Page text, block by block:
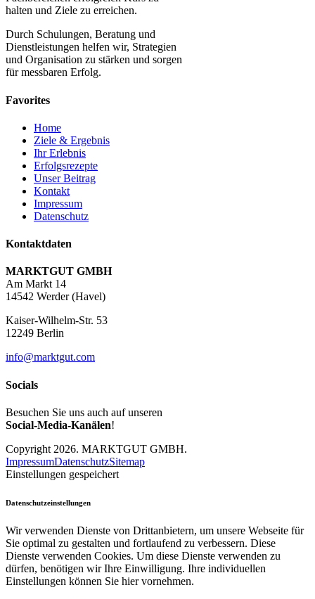
halten und Ziele zu erreichen.
Durch Schulungen, Beratung und
Dienstleistungen helfen wir, Strategien
und Organisation zu stärken und sorgen
für messbaren Erfolg.
Favorites
Home
Ziele & Ergebnis
Ihr Erlebnis
Erfolgsrezepte
Unser Beitrag
Kontakt
Impressum
Datenschutz
Kontaktdaten
MARKTGUT GMBH
Am Markt 14
14542 Werder (Havel)
Kaiser-Wilhelm-Str. 53
12249 Berlin
info@marktgut.com
Socials
Besuchen Sie uns auch auf unseren
Social-Media-Kanälen!
Copyright 2026. MARKTGUT GMBH.
ImpressumDatenschutzSitemap
Einstellungen gespeichert
Datenschutzeinstellungen
Wir verwenden Dienste von Drittanbietern, um unsere Webseite für
Sie optimal zu gestalten und fortlaufend zu verbessern. Diese
Dienste verwenden Cookies. Um diese Dienste verwenden zu
dürfen, benötigen wir Ihre Einwilligung. Ihre individuellen
Einstellungen können Sie hier vornehmen.